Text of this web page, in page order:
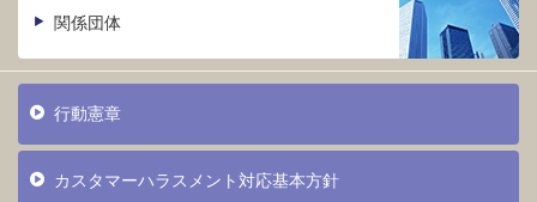
関係団体
行動憲章
カスタマーハラスメント対応基本方針